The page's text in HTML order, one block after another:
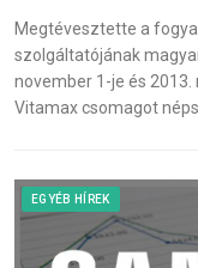
Megtévesztette a
szolgáltatójának
november 1-je és
Vitamax csomagot
EGYÉB HÍREK